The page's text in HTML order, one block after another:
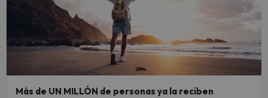
Más de UN MILLÓN de personas ya la reciben